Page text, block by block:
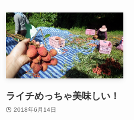
ライチめっちゃ美味しい！
2018年6月14日